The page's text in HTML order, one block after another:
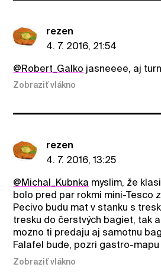
rezen
4. 7. 2016, 21:54
@Robert_Galko jasneeee, aj
Zobraziť vlákno
rezen
4. 7. 2016, 13:25
@Michal_Kubnka myslim, že
bolo pred par rokmi mini-Tesco
Pecivo budu mat v stanku s
tresku do čerstvých bagiet, tak
mozno ti predaju aj samotnu
Falafel bude, pozri gastro-mapu
Zobraziť vlákno